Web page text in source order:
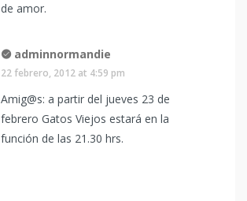
de amor.
adminnormandie
22 febrero, 2012 at 4:59 pm
Amig@s: a partir del jueves 23 de
febrero Gatos Viejos estará en la
función de las 21.30 hrs.